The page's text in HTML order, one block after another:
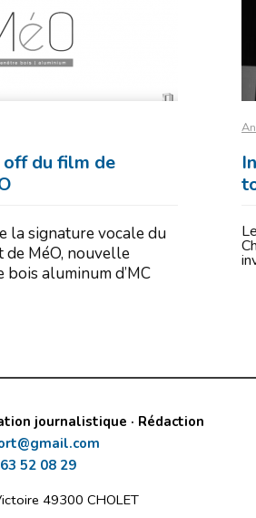
du film de
la signature vocale du
MéO, nouvelle
bois aluminum d’MC
journalistique · Rédaction
52 08 29
49300 CHOLET